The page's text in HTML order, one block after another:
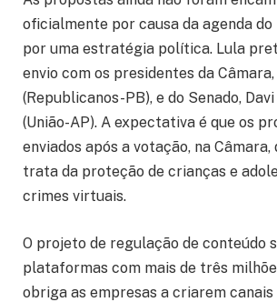
oficialmente por causa da agenda
por uma estratégia política. Lula
envio com os presidentes da
(Republicanos-PB), e do Senado,
(União-AP). A expectativa é que os
enviados após a votação, na
trata da proteção de crianças e
crimes virtuais.
O projeto de regulação de conteúdo
plataformas com mais de três
obriga as empresas a criarem